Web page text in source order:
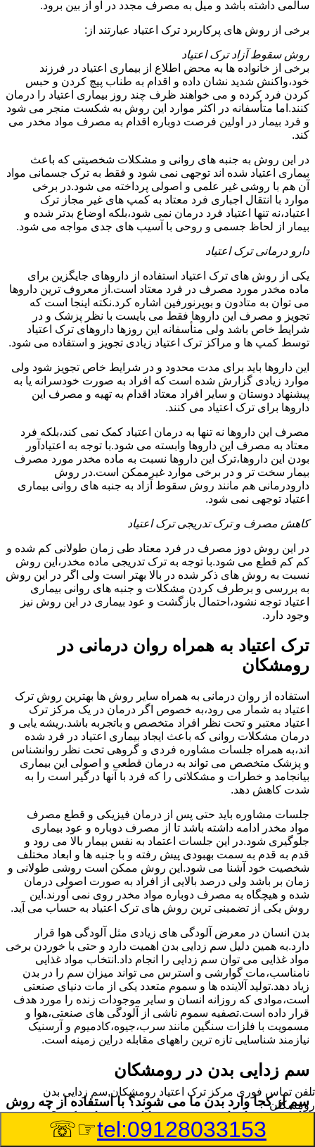
سالمی داشته باشد و میل به مصرف مجدد در او از بین برود.
برخی از روش های پرکاربرد ترک اعتیاد عبارتند از:
روش سقوط آزاد ترک اعتیاد
برخی از خانواده ها به محض اطلاع از بیماری اعتیاد در فرزند
خود،واکنش شدید نشان داده و اقدام به طناب پیچ کردن و حبس
کردن فرد کرده و می خواهند ظرف چند روز بیماری اعتیاد را درمان
کنند.اما متأسفانه در اکثر موارد این روش به شکست منجر می شود
و فرد بیمار در اولین فرصت دوباره اقدام به مصرف مواد مخدر می
کند.
در این روش به جنبه های روانی و مشکلات شخصیتی که باعث
بیماری اعتیاد شده اند توجهی نمی شود و فقط به ترک جسمانی مواد
آن هم با روشی غیر علمی و اصولی پرداخته می شود.در برخی
موارد با انتقال اجباری فرد معتاد به کمپ های غیر مجاز ترک
اعتیاد،نه تنها اعتیاد فرد درمان نمی شود،بلکه اوضاع بدتر شده و
بیمار از لحاظ جسمی و روحی با آسیب های جدی مواجه می شود.
دارو درمانی ترک اعتیاد
یکی از روش های ترک اعتیاد استفاده از داروهای جایگزین برای
ماده مخدر مورد مصرف در فرد معتاد است.از معروف ترین داروها
می توان به متادون و بوپرنورفین اشاره کرد.نکته اینجا است که
تجویز و مصرف این داروها فقط می بایست با نظر پزشک و در
شرایط خاص باشد ولی متأسفانه این روزها داروهای ترک اعتیاد
توسط کمپ ها و مراکز ترک اعتیاد زیادی تجویز و استفاده می شود.
این داروها باید برای مدت محدود و در شرایط خاص تجویز شود ولی
موارد زیادی گزارش شده است که افراد به صورت خودسرانه یا به
پیشنهاد دوستان و سایر افراد معتاد اقدام به تهیه و مصرف این
داروها برای ترک اعتیاد می کنند.
مصرف این داروها نه تنها به درمان اعتیاد کمک نمی کند،بلکه فرد
معتاد به مصرف این داروها وابسته می شود.با توجه به اعتیادآور
بودن این داروها،ترک این داروها نسبت به ماده مخدر مورد مصرف
بیمار سخت تر و در برخی موارد غیرممکن است.در روش
دارودرمانی هم مانند روش سقوط آزاد به جنبه های روانی بیماری
اعتیاد توجهی نمی شود.
کاهش مصرف و ترک تدریجی ترک اعتیاد
در این روش دوز مصرف در فرد معتاد طی زمان طولانی کم شده و
کم کم قطع می شود.با توجه به ترک تدریجی ماده مخدر،این روش
نسبت به روش های ذکر شده در بالا بهتر است ولی اگر در این روش
به بررسی و برطرف کردن مشکلات و جنبه های روانی بیماری
اعتیاد توجه نشود،احتمال بازگشت و عود بیماری در این روش نیز
وجود دارد.
ترک اعتیاد به همراه روان درمانی در
رومشکان
استفاده از روان درمانی به همراه سایر روش ها بهترین روش ترک
اعتیاد به شمار می رود،به خصوص اگر درمان در یک مرکز ترک
اعتیاد معتبر و تحت نظر افراد متخصص و باتجربه باشد.ریشه یابی و
درمان مشکلات روانی که باعث ایجاد بیماری اعتیاد در فرد شده
اند،به همراه جلسات مشاوره فردی و گروهی تحت نظر روانشناس
و پزشک متخصص می تواند به درمان قطعی و اصولی این بیماری
بیانجامد و خطرات و مشکلاتی را که فرد با آنها درگیر است را به
شدت کاهش دهد.
جلسات مشاوره باید حتی پس از درمان فیزیکی و قطع مصرف
مواد مخدر ادامه داشته باشد تا از مصرف دوباره و عود بیماری
جلوگیری شود.در این جلسات اعتماد به نفس بیمار بالا می رود و
قدم به قدم به سمت بهبودی پیش رفته و با جنبه ها و ابعاد مختلف
شخصیت خود آشنا می شود.این روش ممکن است روشی طولانی و
زمان بر باشد ولی درصد بالایی از افراد به صورت اصولی درمان
شده و هیچگاه به مصرف دوباره مواد مخدر روی نمی آورند.این
روش یکی از تضمینی ترین روش های ترک اعتیاد به حساب می آید.
بدن انسان در معرض آلودگی های زیادی مثل آلودگی هوا قرار
دارد.به همین دلیل سم زدایی بدن اهمیت دارد و حتی با خوردن برخی
مواد غذایی می توان سم زدایی را انجام داد.انتخاب مواد غذایی
نامناسب،مات گوارشی و استرس می تواند میزان سم را در بدن
زیاد دهد.تولید آلاینده ها و سموم متعدد یکی از مات دنیای صنعتی
است،موادی که روزانه انسان و سایر موجودات زنده را مورد هدف
قرار داده است.تصفیه سموم ناشی از آلودگی های صنعتی،هوا و
مسمویت با فلزات سنگین مانند سرب،جیوه،کادمیوم و آرسنیک
نیازمند شناسایی تازه ترین راههای مقابله دراین زمینه است.
سم زدایی بدن در رومشکان
سم از کجا وارد بدن ما می شوند؟ با استفاده از چه روش
هایی می توان این سم مضر را از بدن خارج کرد؟
تلفن تماس فوری مرکز ترک اعتیاد رومشکان,سم زدایی بدن
رومشکان
tel:09128033153
☞☏